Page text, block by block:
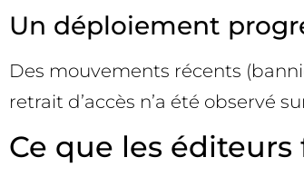
Un déploiement
Des mouvements récents
retrait d’accès n’a été observé
Ce que les